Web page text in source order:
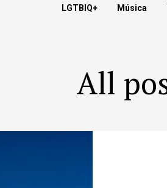
LGTBIQ+ Música
All